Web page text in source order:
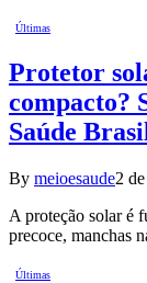
Últimas
Protetor
compacto?
Saúde
By meioesaude2
A proteção solar é
precoce, manchas
Últimas